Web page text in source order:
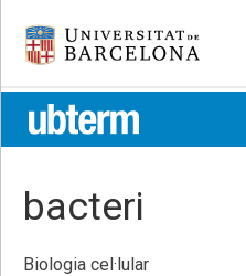
content
Universitat de Barcelona
UB > UBTERM
bacteri
Biologia cel·lular